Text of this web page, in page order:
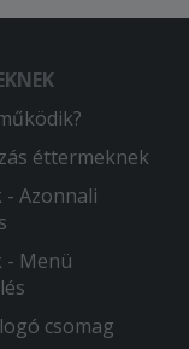
éttermeknek
- Azonnali
- Menü
csomag